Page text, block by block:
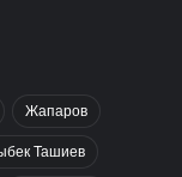
Жапаров
Ташиев